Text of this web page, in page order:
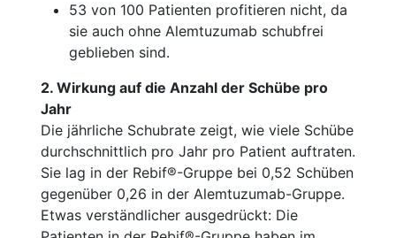
53 von 100 Patienten profitieren nicht, da
sie auch ohne Alemtuzumab schubfrei
geblieben sind.
2. Wirkung auf die Anzahl der Schübe pro
Jahr
Die jährliche Schubrate zeigt, wie viele Schübe
durchschnittlich pro Jahr pro Patient auftraten.
Sie lag in der Rebif®-Gruppe bei 0,52 Schüben
gegenüber 0,26 in der Alemtuzumab-Gruppe.
Etwas verständlicher ausgedrückt: Die